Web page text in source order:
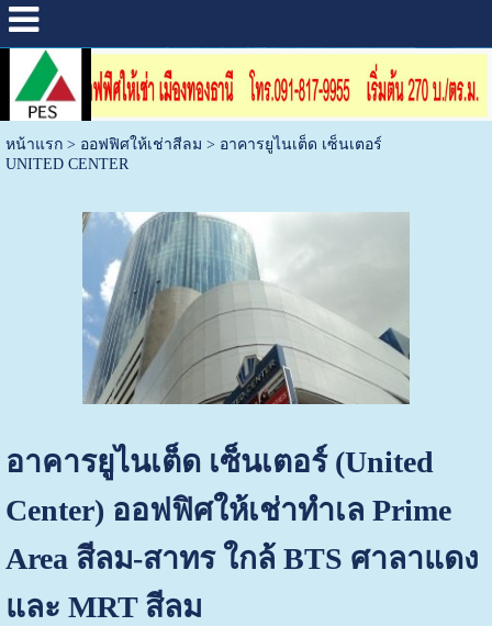
หน้าแรก> ออฟฟิศให้เช่าสีลม > อาคารยูไนเต็ด เซ็นเตอร์
UNITED CENTER
อาคารยูไนเต็ด เซ็นเตอร์ (United
Center) ออฟฟิศให้เช่าทำเล Prime
Area สีลม-สาทร ใกล้ BTS ศาลาแดง
และ MRT สีลม